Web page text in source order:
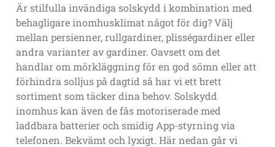
Är stilfulla invändiga solskydd i kombination med
behagligare inomhusklimat något för dig? Välj
mellan persienner, rullgardiner, plisségardiner eller
andra varianter av gardiner. Oavsett om det
handlar om mörkläggning för en god sömn eller att
förhindra solljus på dagtid så har vi ett brett
sortiment som täcker dina behov. Solskydd
inomhus kan även de fås motoriserade med
laddbara batterier och smidig App-styrning via
telefonen. Bekvämt och lyxigt. Här nedan går vi